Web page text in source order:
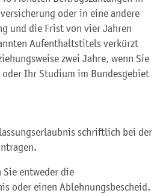
oder in eine andere
und die Frist von vier Jahren
Aufenthaltstitels verkürzt
zwei Jahre, wenn Sie
Ihr Studium im Bundesgebiet
schriftlich bei der
entweder die
oder einen Ablehnungsbescheid.